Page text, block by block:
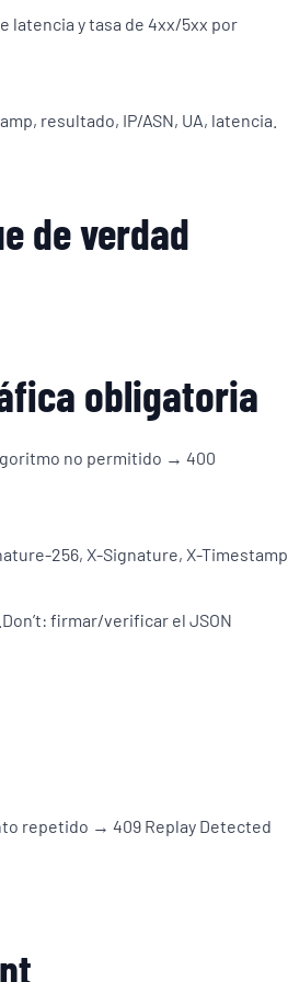
latencia y tasa de 4xx/5xx por
resultado, IP/ASN, UA, latencia.
de verdad
obligatoria
no permitido → 400
256, X-Signature, X-Timestamp.
firmar/verificar el JSON
repetido → 409 Replay Detected